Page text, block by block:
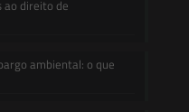
ao direito de
ambiental: o que